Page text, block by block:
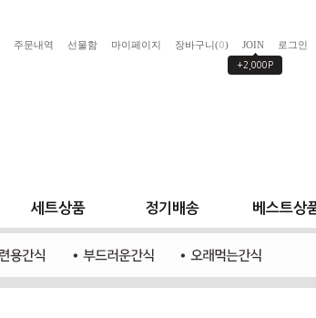
로그인
JOIN
+2,000P
장바구니(0)
마이페이지
선물함
주문내역
세트상품 정기배송 베스트상